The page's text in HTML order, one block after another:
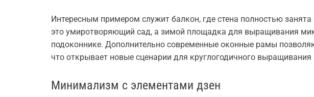
Интересным примером служит балкон, где стена полностью
это умиротворяющий сад, а зимой площадка для выращивания
подоконнике. Дополнительно современные оконные рамы
что открывает новые сценарии для круглогодичного выращивания
Минимализм с элементами дзен